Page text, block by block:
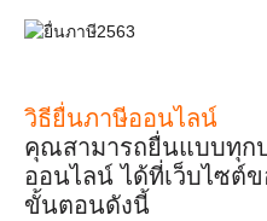
วิธียื่นภาษีออนไลน์
คุณสามารถยื่นแบบทุก
ออนไลน์ ได้ที่เว็บไซต์
ขั้นตอนดังนี้